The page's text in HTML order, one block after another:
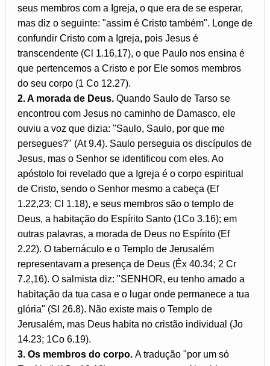
seus membros com a Igreja, o que era de se esperar,
mas diz o seguinte: "assim é Cristo também". Longe de
confundir Cristo com a Igreja, pois Jesus é
transcendente (Cl 1.16,17), o que Paulo nos ensina é
que pertencemos a Cristo e por Ele somos membros
do seu corpo (1 Co 12.27).
2. A morada de Deus. Quando Saulo de Tarso se
encontrou com Jesus no caminho de Damasco, ele
ouviu a voz que dizia: "Saulo, Saulo, por que me
persegues?" (At 9.4). Saulo perseguia os discípulos de
Jesus, mas o Senhor se identificou com eles. Ao
apóstolo foi revelado que a Igreja é o corpo espiritual
de Cristo, sendo o Senhor mesmo a cabeça (Ef
1.22,23; Cl 1.18), e seus membros são o templo de
Deus, a habitação do Espírito Santo (1Co 3.16); em
outras palavras, a morada de Deus no Espírito (Ef
2.22). O tabernáculo e o Templo de Jerusalém
representavam a presença de Deus (Êx 40.34; 2 Cr
7.2,16). O salmista diz: "SENHOR, eu tenho amado a
habitação da tua casa e o lugar onde permanece a tua
glória" (SI 26.8). Não existe mais o Templo de
Jerusalém, mas Deus habita no cristão individual (Jo
14.23; 1Co 6.19).
3. Os membros do corpo. A tradução "por um só